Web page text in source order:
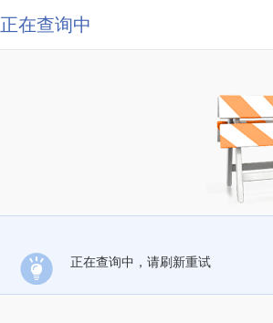
正在查询中
正在查询中，请刷新重试